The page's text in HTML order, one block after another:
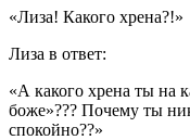
«Лиза! Какого хрена?!»
Лиза в ответ:
«А какого хрена ты на
боже»??? Почему ты
спокойно??»